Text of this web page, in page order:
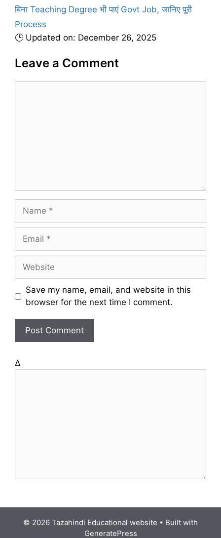
बिना Teaching Degree भी पाएं Govt Job, जानिए पूरी
Process
🕒 Updated on: December 26, 2025
Leave a Comment
m
a
s
Save my name, email, and website in this
browser for the next time I comment.
Δ
© 2026 Tazahindi Educational website • Built with
GeneratePress